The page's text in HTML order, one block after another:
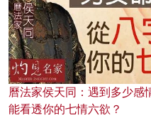
曆法家侯天同：遇到多少感
能看透你的七情六欲？